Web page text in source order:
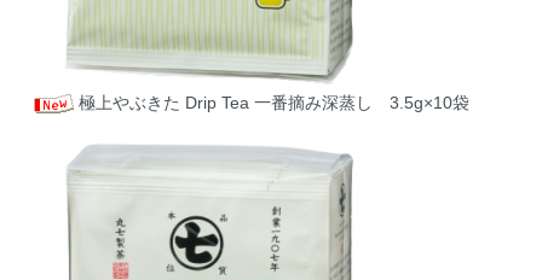
極上やぶきた Drip Tea 一番摘み深蒸し 3.5g×10袋